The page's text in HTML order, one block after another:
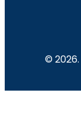
© 2026.